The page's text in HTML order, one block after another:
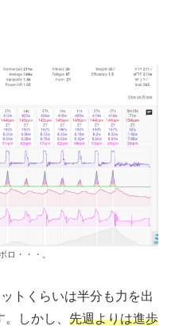
ロ・・・。
トくらいは半分も力を出
しかし、 先週よりは進歩